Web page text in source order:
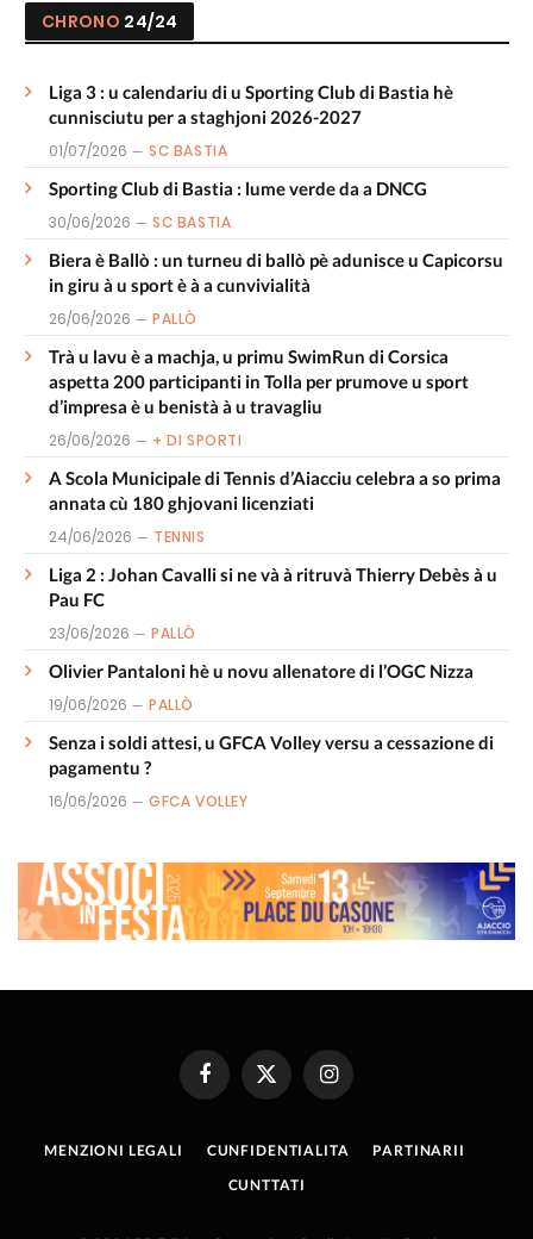
CHRONO 24/24
Liga 3 : u calendariu di u Sporting Club di Bastia hè
cunnisciutu per a staghjoni 2026-2027
01/07/2026 SC BASTIA
Sporting Club di Bastia : lume verde da a DNCG
30/06/2026 SC BASTIA
Biera è Ballò : un turneu di ballò pè adunisce u Capicorsu
in giru à u sport è à a cunvivialità
26/06/2026 PALLÒ
Trà u lavu è a machja, u primu SwimRun di Corsica
aspetta 200 participanti in Tolla per prumove u sport
d’impresa è u benistà à u travagliu
26/06/2026 + DI SPORTI
A Scola Municipale di Tennis d’Aiacciu celebra a so prima
annata cù 180 ghjovani licenziati
24/06/2026 TENNIS
Liga 2 : Johan Cavalli si ne và à ritruvà Thierry Debès à u
Pau FC
23/06/2026 PALLÒ
Olivier Pantaloni hè u novu allenatore di l’OGC Nizza
19/06/2026 PALLÒ
Senza i soldi attesi, u GFCA Volley versu a cessazione di
pagamentu ?
16/06/2026 GFCA VOLLEY
FacebookX
(Twitter)
Instagram
MENZIONI LEGALI CUNFIDENTIALITA
PARTINARII
CUNTTATI